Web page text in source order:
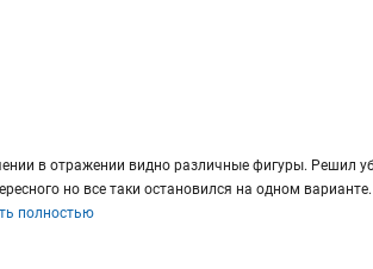
в отражении видно различные фигуры. Решил
но все таки остановился на одном
полностью